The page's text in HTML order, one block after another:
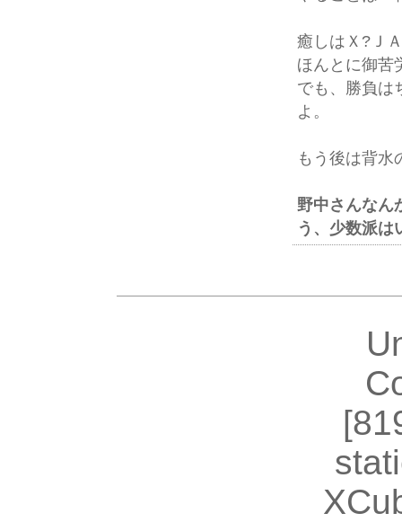
癒しはＸ?Ｊ
ほんとに御苦
でも、勝負は
よ。
もう後は背水
野中さんなん
う、少数派は